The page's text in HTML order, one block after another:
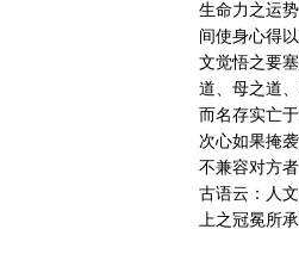
生命力之运
间使身心得
文觉悟之要
道、母之道
而名存实亡
次心如果掩
不兼容对方
古语云：人
上之冠冕所